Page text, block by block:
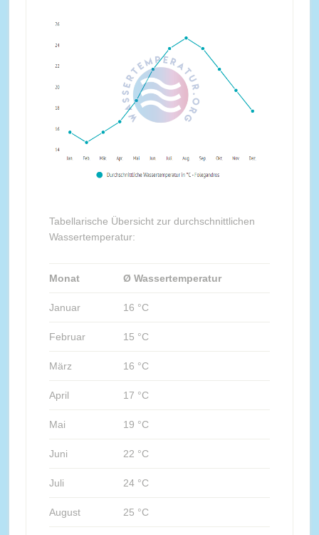
Tabellarische Übersicht zur durchschnittlichen
Wassertemperatur:
Monat Ø Wassertemperatur
Januar 16 °C
Februar 15 °C
März 16 °C
April 17 °C
Mai 19 °C
Juni 22 °C
Juli 24 °C
August 25 °C